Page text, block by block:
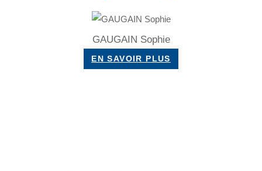
GAUGAIN Sophie
EN SAVOIR PLUS